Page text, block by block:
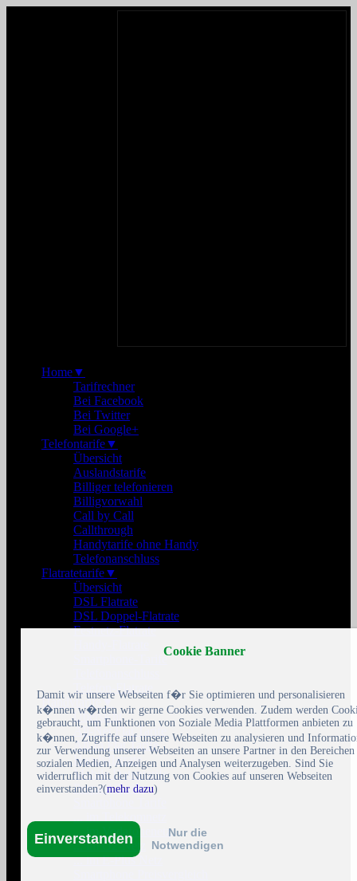
Home▼
Tarifrechner
Bei Facebook
Bei Twitter
Bei Google+
Telefontarife▼
Übersicht
Auslandstarife
Billiger telefonieren
Billigvorwahl
Call by Call
Callthrough
Handytarife ohne Handy
Telefonanschluss
Flatratetarife▼
Übersicht
DSL Flatrate
DSL Doppel-Flatrate
Festnetz-Flatrate
Smartphone-Tarife
Telefon-Flatrate
Handytarife▼
Übersicht
All-Net Flat Tarife
All-In Flat Tarife
Handyflatrate
Mobile Datentarife
Prepaid Tarife
... im Vodafonenetz
... im O2-Netz
... im E-Plus Netz
Cookie Banner
Damit wir unsere Webseiten f�r Sie optimieren und personalisieren
k�nnen w�rden wir gerne Cookies verwenden. Zudem werden
gebraucht, um Funktionen von Soziale Media Plattformen anbieten zu
k�nnen, Zugriffe auf unsere Webseiten zu analysieren und
zur Verwendung unserer Webseiten an unsere Partner in den Bereichen
sozialen Medien, Anzeigen und Analysen weiterzugeben. Sind Sie
widerruflich mit der Nutzung von Cookies auf unseren Webseiten
einverstanden?(mehr dazu)
Einverstanden
Nur die
Notwendigen